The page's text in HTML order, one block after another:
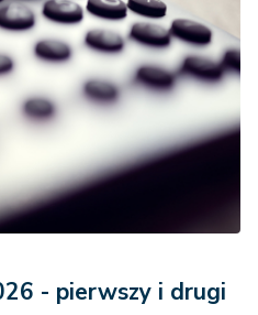
- pierwszy i drugi